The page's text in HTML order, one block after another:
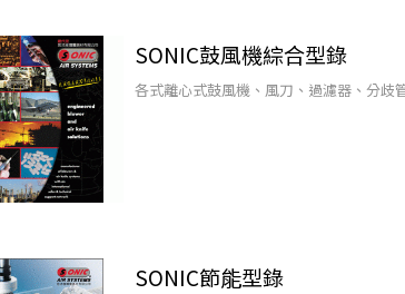
SONIC鼓風機綜合型錄
各式離心式鼓風機、風刀、過濾器、分歧
SONIC節能型錄